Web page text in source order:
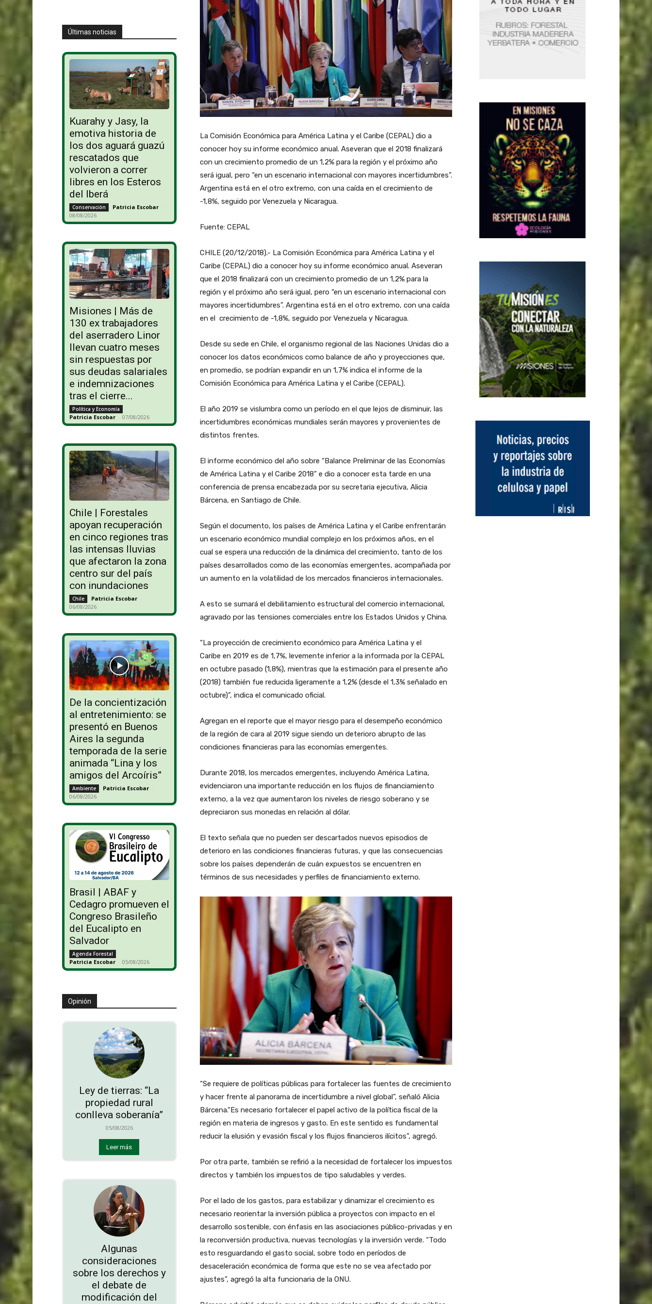
Últimas noticias
Kuarahy y Jasy, la
emotiva historia de
los dos aguará guazú
rescatados que
volvieron a correr
libres en los Esteros
del Iberá
Conservación Patricia Escobar -
08/08/2026
Misiones | Más de
130 ex trabajadores
del aserradero Linor
llevan cuatro meses
sin respuestas por
sus deudas salariales
e indemnizaciones
tras el cierre...
Política y Economía
Patricia Escobar - 07/08/2026
Chile | Forestales
apoyan recuperación
en cinco regiones tras
las intensas lluvias
que afectaron la zona
centro sur del país
con inundaciones
Chile Patricia Escobar -
06/08/2026
De la concientización
al entretenimiento: se
presentó en Buenos
Aires la segunda
temporada de la serie
animada “Lina y los
amigos del Arcoíris”
Ambiente Patricia Escobar -
06/08/2026
Brasil | ABAF y
Cedagro promueven el
Congreso Brasileño
del Eucalipto en
Salvador
Agenda Forestal
Patricia Escobar - 05/08/2026
Opinión
Ley de tierras: “La
propiedad rural
conlleva soberanía”
05/08/2026
Leer más
Algunas
consideraciones
sobre los derechos y
el debate de
modificación del
La Comisión Económica para América Latina y el Caribe (CEPAL) dio a
conocer hoy su informe económico anual. Aseveran que el 2018 finalizará
con un crecimiento promedio de un 1,2% para la región y el próximo año
será igual, pero “en un escenario internacional con mayores incertidumbres”.
Argentina está en el otro extremo, con una caída en el crecimiento de
-1,8%, seguido por Venezuela y Nicaragua.
Fuente: CEPAL
CHILE (20/12/2018).- La Comisión Económica para América Latina y el
Caribe (CEPAL) dio a conocer hoy su informe económico anual. Aseveran
que el 2018 finalizará con un crecimiento promedio de un 1,2% para la
región y el próximo año será igual, pero “en un escenario internacional con
mayores incertidumbres”. Argentina está en el otro extremo, con una caída
en el crecimiento de -1,8%, seguido por Venezuela y Nicaragua.
Desde su sede en Chile, el organismo regional de las Naciones Unidas dio a
conocer los datos económicos como balance de año y proyecciones que,
en promedio, se podrían expandir en un 1,7% indica el informe de la
Comisión Económica para América Latina y el Caribe (CEPAL).
El año 2019 se vislumbra como un período en el que lejos de disminuir, las
incertidumbres económicas mundiales serán mayores y provenientes de
distintos frentes.
El informe económico del año sobre “Balance Preliminar de las Economías
de América Latina y el Caribe 2018” e dio a conocer esta tarde en una
conferencia de prensa encabezada por su secretaria ejecutiva, Alicia
Bárcena, en Santiago de Chile.
Según el documento, los países de América Latina y el Caribe enfrentarán
un escenario económico mundial complejo en los próximos años, en el
cual se espera una reducción de la dinámica del crecimiento, tanto de los
países desarrollados como de las economías emergentes, acompañada por
un aumento en la volatilidad de los mercados financieros internacionales.
A esto se sumará el debilitamiento estructural del comercio internacional,
agravado por las tensiones comerciales entre los Estados Unidos y China.
“La proyección de crecimiento económico para América Latina y el
Caribe en 2019 es de 1,7%, levemente inferior a la informada por la CEPAL
en octubre pasado (1,8%), mientras que la estimación para el presente año
(2018) también fue reducida ligeramente a 1,2% (desde el 1,3% señalado en
octubre)”, indica el comunicado oficial.
Agregan en el reporte que el mayor riesgo para el desempeño económico
de la región de cara al 2019 sigue siendo un deterioro abrupto de las
condiciones financieras para las economías emergentes.
Durante 2018, los mercados emergentes, incluyendo América Latina,
evidenciaron una importante reducción en los flujos de financiamiento
externo, a la vez que aumentaron los niveles de riesgo soberano y se
depreciaron sus monedas en relación al dólar.
El texto señala que no pueden ser descartados nuevos episodios de
deterioro en las condiciones financieras futuras, y que las consecuencias
sobre los países dependerán de cuán expuestos se encuentren en
términos de sus necesidades y perfiles de financiamiento externo.
“Se requiere de políticas públicas para fortalecer las fuentes de crecimiento
y hacer frente al panorama de incertidumbre a nivel global”, señaló Alicia
Bárcena.“Es necesario fortalecer el papel activo de la política fiscal de la
región en materia de ingresos y gasto. En este sentido es fundamental
reducir la elusión y evasión fiscal y los flujos financieros ilícitos”, agregó.
Por otra parte, también se refirió a la necesidad de fortalecer los impuestos
directos y también los impuestos de tipo saludables y verdes.
Por el lado de los gastos, para estabilizar y dinamizar el crecimiento es
necesario reorientar la inversión pública a proyectos con impacto en el
desarrollo sostenible, con énfasis en las asociaciones público-privadas y en
la reconversión productiva, nuevas tecnologías y la inversión verde. “Todo
esto resguardando el gasto social, sobre todo en períodos de
desaceleración económica de forma que este no se vea afectado por
ajustes”, agregó la alta funcionaria de la ONU.